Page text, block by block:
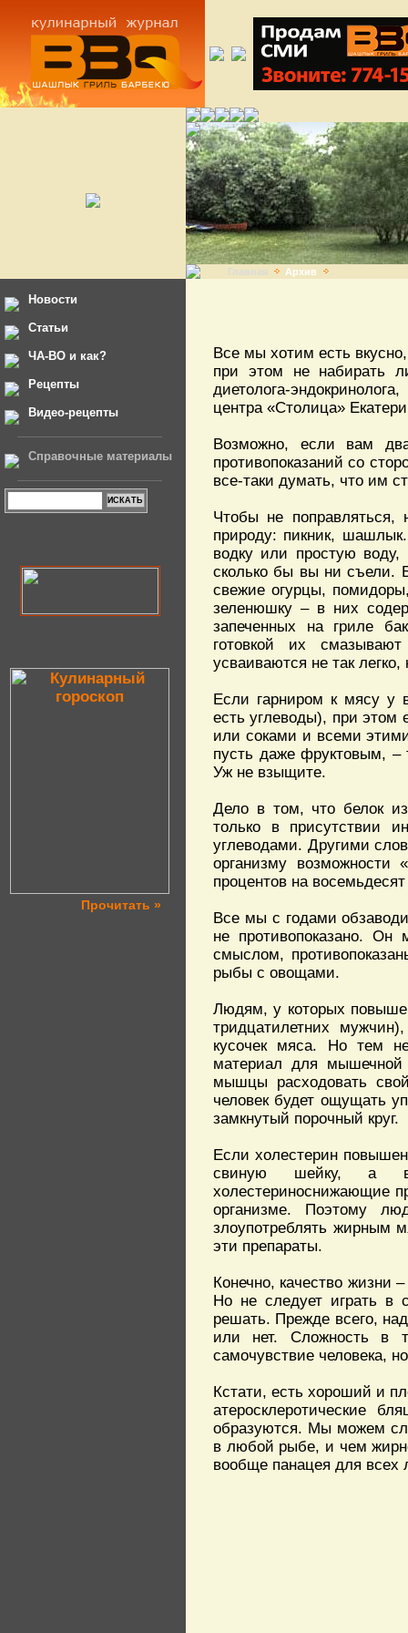
Главная Архив
Новости
Статьи
ЧА-ВО и как?
Рецепты
Видео-рецепты
Справочные материалы
Прочитать »
Все мы хотим есть
при этом не набирать
диетолога-
центра «Столица»
Возможно, если вам
противопоказаний со
все-таки думать, что им
Чтобы не поправляться,
природу: пикник,
водку или простую
сколько бы вы ни съели.
свежие огурцы,
зеленюшку – в них
запеченных на гриле
готовкой их
усваиваются не так
Если гарниром к мясу у
есть углеводы), при этом
или соками и всеми
пусть даже фруктовым, –
Уж не взыщите.
Дело в том, что белок
только в присутствии
углеводами. Другими
организму возможности
процентов на
Все мы с годами
не противопоказано. Он
смыслом,
рыбы с овощами.
Людям, у которых
тридцатилетних
кусочек мяса. Но тем
материал для
мышцы расходовать
человек будет ощущать
замкнутый порочный круг.
Если холестерин
свиную шейку, а
холестериноснижающие
организме. Поэтому
злоупотреблять жирным
эти препараты.
Конечно, качество жизни
Но не следует играть в
решать. Прежде всего,
или нет. Сложность в
самочувствие человека,
Кстати, есть хороший и
атеросклеротические
образуются. Мы можем
в любой рыбе, и чем
вообще панацея для всех